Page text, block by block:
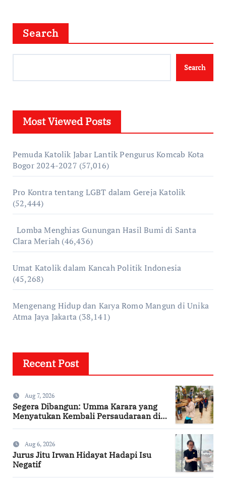
Search
Search
Most Viewed Posts
Pemuda Katolik Jabar Lantik Pengurus Komcab Kota
Bogor 2024-2027 (57,016)
Pro Kontra tentang LGBT dalam Gereja Katolik
(52,444)
Lomba Menghias Gunungan Hasil Bumi di Santa
Clara Meriah (46,436)
Umat Katolik dalam Kancah Politik Indonesia
(45,268)
Mengenang Hidup dan Karya Romo Mangun di Unika
Atma Jaya Jakarta (38,141)
Recent Post
Aug 7, 2026
Segera Dibangun: Umma Karara yang
Menyatukan Kembali Persaudaraan di
Aug 6, 2026
Jurus Jitu Irwan Hidayat Hadapi Isu
Negatif